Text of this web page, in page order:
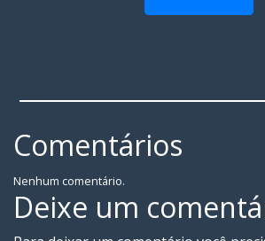
Comentários
Nenhum comentário.
Deixe um